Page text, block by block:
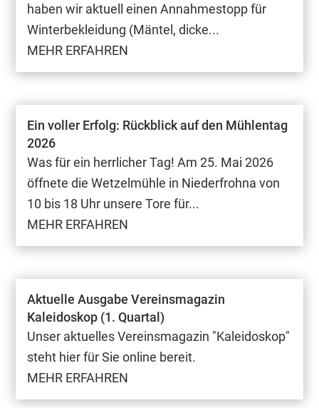
haben wir aktuell einen Annahmestopp für
Winterbekleidung (Mäntel, dicke...
MEHR ERFAHREN
Ein voller Erfolg: Rückblick auf den Mühlentag
2026
Was für ein herrlicher Tag! Am 25. Mai 2026
öffnete die Wetzelmühle in Niederfrohna von
10 bis 18 Uhr unsere Tore für...
MEHR ERFAHREN
Aktuelle Ausgabe Vereinsmagazin
Kaleidoskop (1. Quartal)
Unser aktuelles Vereinsmagazin "Kaleidoskop"
steht hier für Sie online bereit.
MEHR ERFAHREN